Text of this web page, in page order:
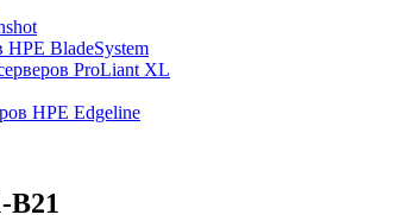
HPE BladeSystem
ProLiant XL
HPE Edgeline
B21